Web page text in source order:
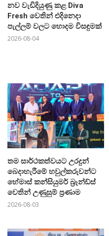
නව වැඩිදියුණු කළ Diva
Fresh වෙතින් එදිනෙදා
පැල්ලම් වලට හොදම විසඳුමක්
2026-08-04
තම සාර්ථකත්වයට උරදුන්
බෙදාහැරීමේ හවුල්කරුවන්ට
හේමාස් කන්සියුමර් බ්‍රෑන්ඩ්ස්
වෙතින් උණුසුම් ප්‍රණාම
2026-08-03